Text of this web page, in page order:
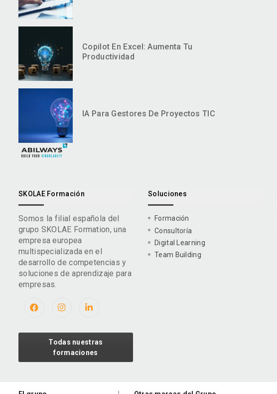
Copilot En Excel: Aumenta Tu
Productividad
IA Para Gestores De Proyectos TIC
SKOLAE Formación
Somos la filial española del
grupo SKOLAE Formation, una
empresa europea
multispecializada en el
desarrollo de competencias y
soluciones de aprendizaje para
empresas.
Todas nuestras
formaciones
Soluciones
Formación
Consultoría
Digital Learning
Team Building